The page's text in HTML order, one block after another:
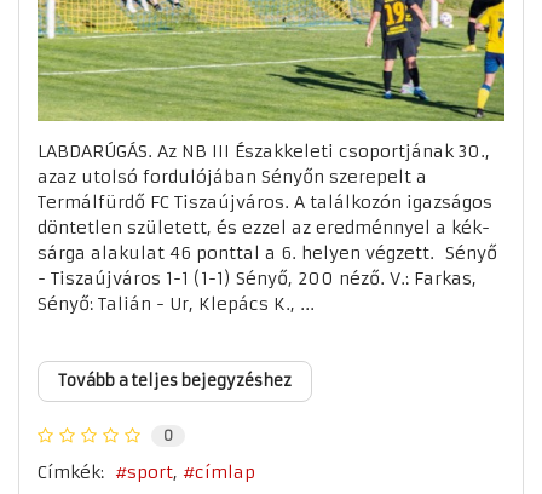
LABDARÚGÁS. Az NB III Északkeleti csoportjának 30.,
azaz utolsó fordulójában Sényőn szerepelt a
Termálfürdő FC Tiszaújváros. A találkozón igazságos
döntetlen született, és ezzel az eredménnyel a kék-
sárga alakulat 46 ponttal a 6. helyen végzett. Sényő
- Tiszaújváros 1-1 (1-1) Sényő, 200 néző. V.: Farkas,
Sényő: Talián - Ur, Klepács K., ...
Tovább a teljes bejegyzéshez
0
Címkék: sport címlap